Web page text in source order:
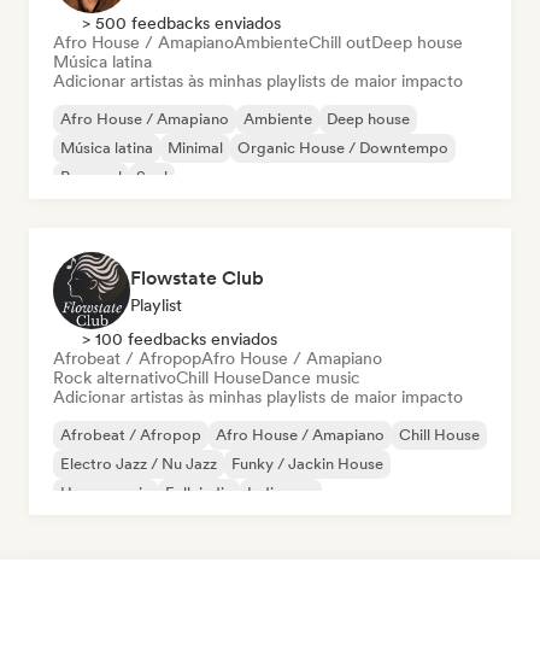
> 500 feedbacks enviados
Afro House / AmapianoAmbienteChill outDeep house
Música latina
Adicionar artistas às minhas playlists de maior impacto
Afro House / Amapiano Ambiente
Deep house
Música latina
Minimal
Organic House / Downtempo
Pop soul
Soul
Flowstate Club
Playlist
> 100 feedbacks enviados
Afrobeat / AfropopAfro House / Amapiano
Rock alternativoChill HouseDance music
Adicionar artistas às minhas playlists de maior impacto
Afrobeat / Afropop Afro House / Amapiano
Chill House
Electro Jazz / Nu Jazz
Funky / Jackin House
House music
Folk indie Indie pop